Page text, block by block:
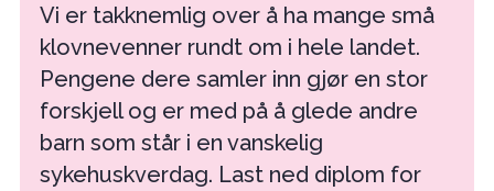
Vi er takknemlig over å ha mange små
klovnevenner rundt om i hele landet.
Pengene dere samler inn gjør en stor
forskjell og er med på å glede andre
barn som står i en vanskelig
sykehuskverdag. Last ned diplom for